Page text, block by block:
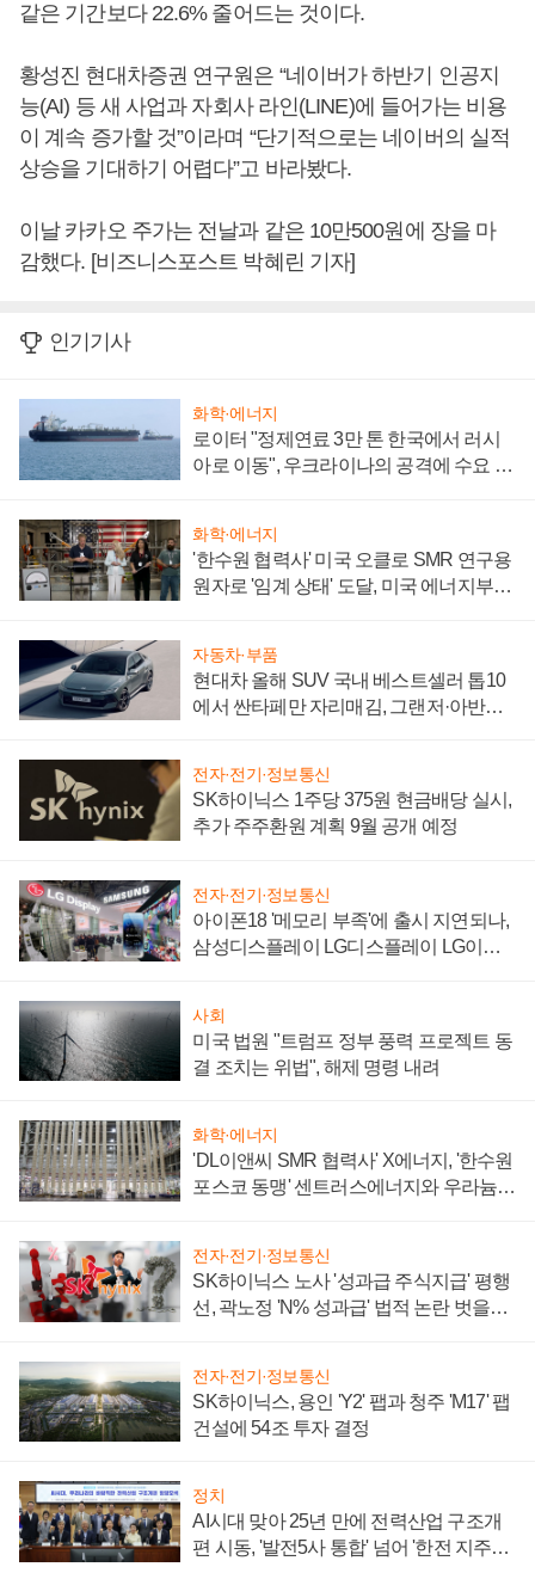
같은 기간보다 22.6% 줄어드는 것이다.
황성진 현대차증권 연구원은 “네이버가 하반기 인공지
능(AI) 등 새 사업과 자회사 라인(LINE)에 들어가는 비용
이 계속 증가할 것”이라며 “단기적으로는 네이버의 실적
상승을 기대하기 어렵다”고 바라봤다.
이날 카카오 주가는 전날과 같은 10만500원에 장을 마
감했다. [비즈니스포스트 박혜린 기자]
인기기사
화학·에너지
로이터 "정제연료 3만 톤 한국에서 러시
아로 이동", 우크라이나의 공격에 수요 늘
화학·에너지
'한수원 협력사' 미국 오클로 SMR 연구용
원자로 '임계 상태' 도달, 미국 에너지부
자동차·부품
현대차 올해 SUV 국내 베스트셀러 톱10
에서 싼타페만 자리매김, 그랜저·아반떼
전자·전기·정보통신
SK하이닉스 1주당 375원 현금배당 실시,
추가 주주환원 계획 9월 공개 예정
전자·전기·정보통신
아이폰18 '메모리 부족'에 출시 지연되나,
삼성디스플레이 LG디스플레이 LG이노
사회
미국 법원 "트럼프 정부 풍력 프로젝트 동
결 조치는 위법", 해제 명령 내려
화학·에너지
'DL이앤씨 SMR 협력사' X에너지, '한수원
포스코 동맹' 센트러스에너지와 우라늄
전자·전기·정보통신
SK하이닉스 노사 '성과급 주식지급' 평행
선, 곽노정 'N% 성과급' 법적 논란 벗을지
전자·전기·정보통신
SK하이닉스, 용인 'Y2' 팹과 청주 'M17' 팹
건설에 54조 투자 결정
정치
AI시대 맞아 25년 만에 전력산업 구조개
편 시동, '발전5사 통합' 넘어 '한전 지주사'